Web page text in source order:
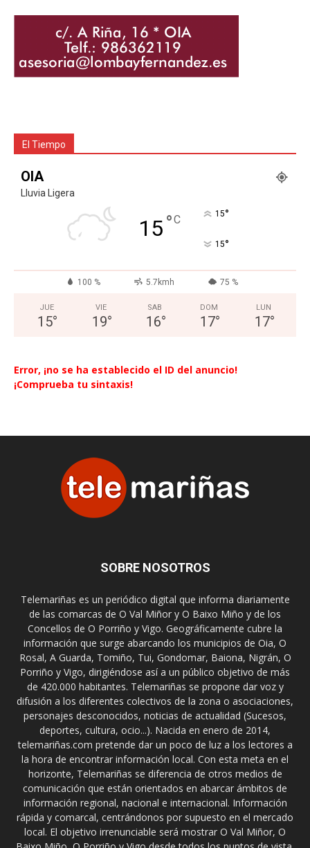
El Tiempo
OIA
Lluvia Ligera
15°C 15°
15°
100 % 5.7kmh 75 %
JUE
15°
VIE
19°
SAB
16°
DOM
17°
LUN
17°
Error, ¡no se ha establecido el ID del anuncio!
¡Comprueba tu sintaxis!
SOBRE NOSOTROS
Telemariñas es un periódico digital que informa diariamente
de las comarcas de O Val Miñor y O Baixo Miño y de los
Concellos de O Porriño y Vigo. Geográficamente cubre la
información que surge abarcando los municipios de Oia, O
Rosal, A Guarda, Tomiño, Tui, Gondomar, Baiona, Nigrán, O
Porriño y Vigo, dirigiéndose así a un público objetivo de más
de 420.000 habitantes. Telemariñas se propone dar voz y
difusión a los diferentes colectivos de la zona o asociaciones,
personajes desconocidos, noticias de actualidad (Sucesos,
deportes, cultura, ocio...). Nacida en enero de 2014,
telemariñas.com pretende dar un poco de luz a los lectores a
la hora de encontrar información local. Con esta meta en el
horizonte, Telemariñas se diferencia de otros medios de
comunicación que están orientados en abarcar ámbitos de
información regional, nacional e internacional. Información
rápida y comarcal, centrándonos por supuesto en el mercado
local. El objetivo irrenunciable será mostrar O Val Miñor, O